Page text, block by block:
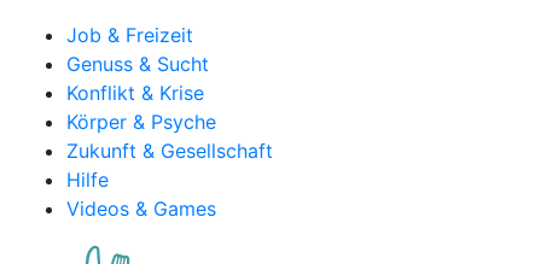
Job & Freizeit
Genuss & Sucht
Konflikt & Krise
Körper & Psyche
Zukunft & Gesellschaft
Hilfe
Videos & Games